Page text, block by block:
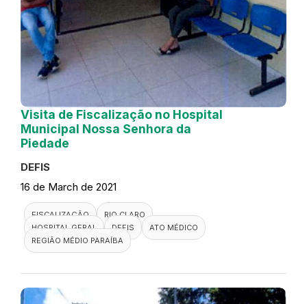
Visita de Fiscalização no Hospital
Municipal Nossa Senhora da
Piedade
DEFIS
16 de March de 2021
FISCALIZAÇÃO
RIO CLARO
HOSPITAL GERAL
DEFIS
ATO MÉDICO
REGIÃO MÉDIO PARAÍBA